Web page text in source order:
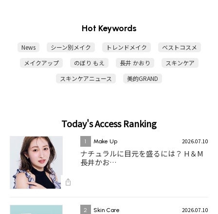
Hot Keywords
News シーン別メイク トレンドメイク
ベストコスメ
メイクアップ
のぼり もえ 長井 かおり
スキンケア
スキンケアニュース
美的GRAND
Today's Access Ranking
1 Make Up 2026.07.10
ナチュラルに目元を盛るには？ H＆M
長井かお…
2 Skin Care 2026.07.10